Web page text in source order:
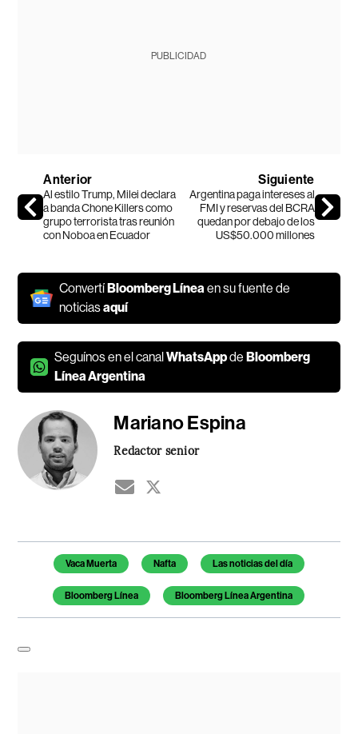
PUBLICIDAD
Anterior
Al estilo Trump, Milei declara
a banda Chone Killers como
grupo terrorista tras reunión
con Noboa en Ecuador
Siguiente
Argentina paga intereses al
FMI y reservas del BCRA
quedan por debajo de los
US$50.000 millones
ConvertíBloomberg Líneaen su fuente de
noticiasaquí
Seguínos en el canalWhatsAppdeBloomberg
Línea Argentina
Mariano Espina
Redactor senior
Temas de este artículo
Vaca Muerta Nafta Las noticias del día
Bloomberg Línea Bloomberg Línea Argentina